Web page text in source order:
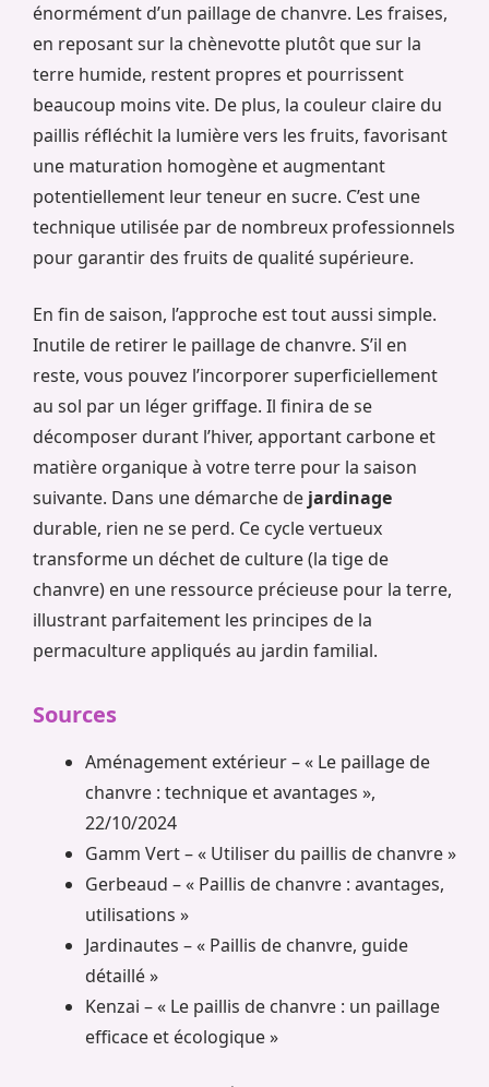
énormément d’un paillage de chanvre. Les fraises,
en reposant sur la chènevotte plutôt que sur la
terre humide, restent propres et pourrissent
beaucoup moins vite. De plus, la couleur claire du
paillis réfléchit la lumière vers les fruits, favorisant
une maturation homogène et augmentant
potentiellement leur teneur en sucre. C’est une
technique utilisée par de nombreux professionnels
pour garantir des fruits de qualité supérieure.
En fin de saison, l’approche est tout aussi simple.
Inutile de retirer le paillage de chanvre. S’il en
reste, vous pouvez l’incorporer superficiellement
au sol par un léger griffage. Il finira de se
décomposer durant l’hiver, apportant carbone et
matière organique à votre terre pour la saison
suivante. Dans une démarche de jardinage
durable, rien ne se perd. Ce cycle vertueux
transforme un déchet de culture (la tige de
chanvre) en une ressource précieuse pour la terre,
illustrant parfaitement les principes de la
permaculture appliqués au jardin familial.
Sources
Aménagement extérieur – « Le paillage de
chanvre : technique et avantages »,
22/10/2024
Gamm Vert – « Utiliser du paillis de chanvre »
Gerbeaud – « Paillis de chanvre : avantages,
utilisations »
Jardinautes – « Paillis de chanvre, guide
détaillé »
Kenzai – « Le paillis de chanvre : un paillage
efficace et écologique »